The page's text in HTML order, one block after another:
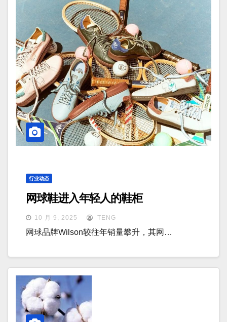
行业动态
网球鞋进入年轻人的鞋柜
10 月 9, 2025 TENG
网球品牌Wilson较往年销量攀升，其网…